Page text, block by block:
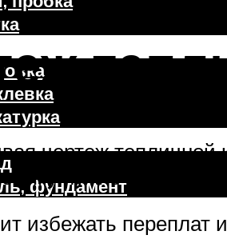
работы
фундамент
чертеж
нужно узнать
избежать переплат